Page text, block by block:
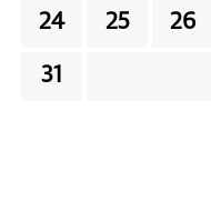
24 25 26
31